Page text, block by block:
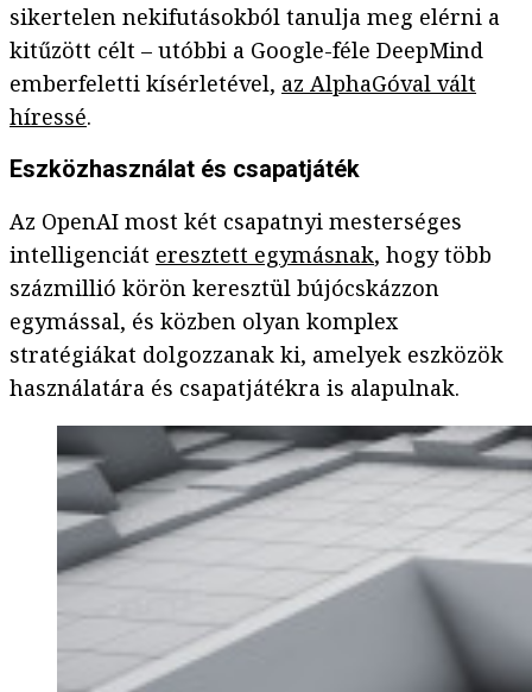
sikertelen nekifutásokból tanulja meg elérni a
kitűzött célt – utóbbi a Google-féle DeepMind
emberfeletti kísérletével, az AlphaGóval vált
híressé.
Eszközhasználat és csapatjáték
Az OpenAI most két csapatnyi mesterséges
intelligenciát eresztett egymásnak, hogy több
százmillió körön keresztül bújócskázzon
egymással, és közben olyan komplex
stratégiákat dolgozzanak ki, amelyek eszközök
használatára és csapatjátékra is alapulnak.